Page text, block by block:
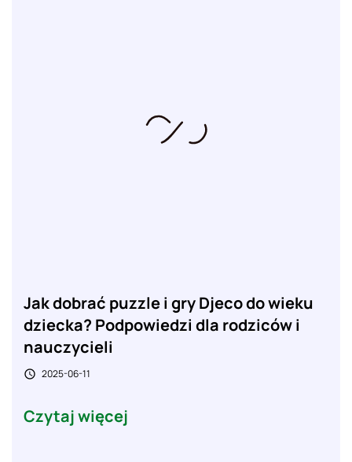
Jak dobrać puzzle i gry Djeco do wieku
dziecka? Podpowiedzi dla rodziców i
nauczycieli
 2025-06-11
Czytaj więcej